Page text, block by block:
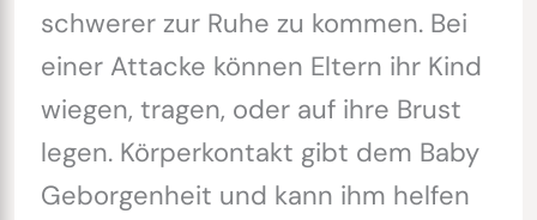
schwerer zur Ruhe zu kommen. Bei
einer Attacke können Eltern ihr Kind
wiegen, tragen, oder auf ihre Brust
legen. Körperkontakt gibt dem Baby
Geborgenheit und kann ihm helfen